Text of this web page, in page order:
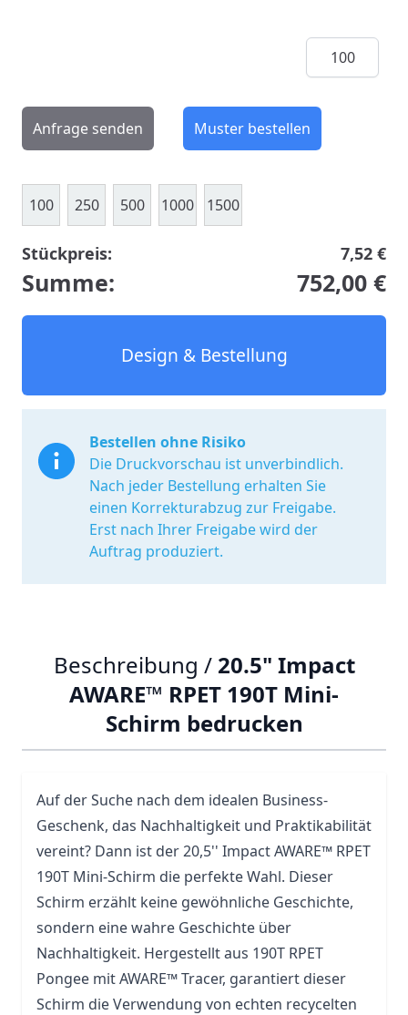
Menge
Anfrage senden Muster bestellen
100 250 500 1000 1500
Stückpreis: 7,52 €
Summe: 752,00 €
Design & Bestellung
Bestellen ohne Risiko
Die Druckvorschau ist unverbindlich.
Nach jeder Bestellung erhalten Sie
einen Korrekturabzug zur Freigabe.
Erst nach Ihrer Freigabe wird der
Auftrag produziert.
Beschreibung / 20.5" Impact
AWARE™ RPET 190T Mini-
Schirm bedrucken
Auf der Suche nach dem idealen Business-
Geschenk, das Nachhaltigkeit und Praktikabilität
vereint? Dann ist der 20,5'' Impact AWARE™ RPET
190T Mini-Schirm die perfekte Wahl. Dieser
Schirm erzählt keine gewöhnliche Geschichte,
sondern eine wahre Geschichte über
Nachhaltigkeit. Hergestellt aus 190T RPET
Pongee mit AWARE™ Tracer, garantiert dieser
Schirm die Verwendung von echten recycelten